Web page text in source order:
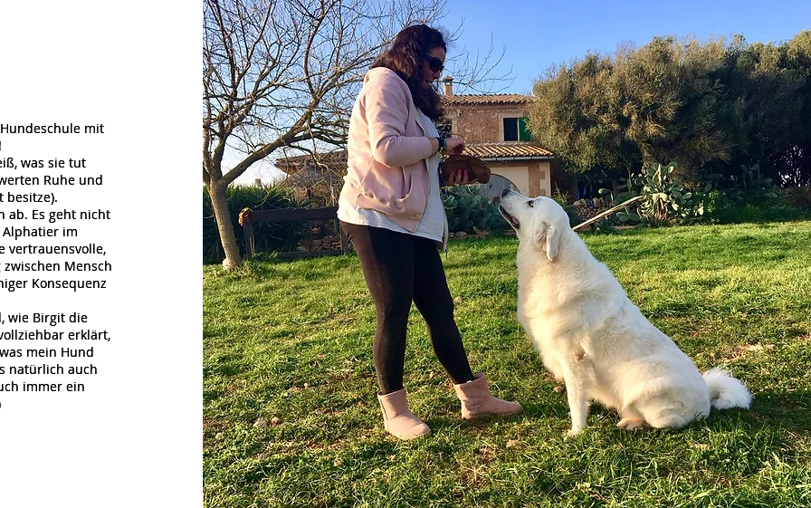
mit
was sie tut
Ruhe und
besitze).
ab. Es geht nicht
im
vertrauensvolle,
Mensch
Konsequenz
wie Birgit die
erklärt,
mein Hund
natürlich auch
immer ein
mit
was sie tut
Ruhe und
besitze).
ab. Es geht nicht
im
vertrauensvolle,
Mensch
Konsequenz
wie Birgit die
erklärt,
mein Hund
natürlich auch
immer ein